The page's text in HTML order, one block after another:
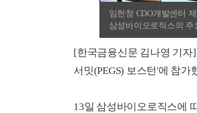
임헌창 CDO개발센터
삼성바이오로직스의
[한국금융신문 김나영 기자
서밋(PEGS) 보스턴'에 참가
13일 삼성바이오로직스에